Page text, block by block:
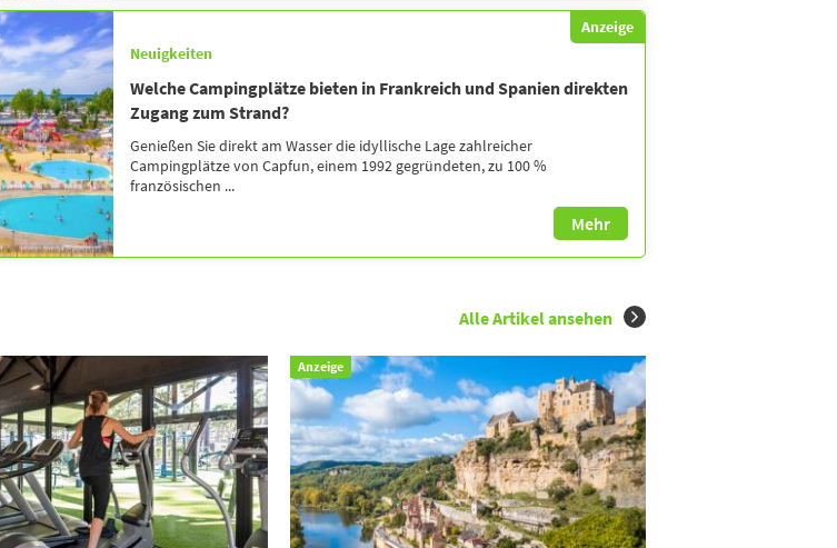
Anzeige
Neuigkeiten
Welche Campingplätze bieten in Frankreich und Spanien direkten
Zugang zum Strand?
Genießen Sie direkt am Wasser die idyllische Lage zahlreicher
Campingplätze von Capfun, einem 1992 gegründeten, zu 100 %
französischen ...
Mehr
Alle Artikel ansehen
Anzeige